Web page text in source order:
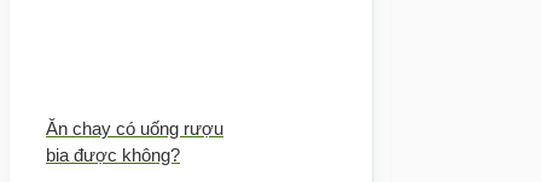
Ăn chay có uống rượu
bia được không?